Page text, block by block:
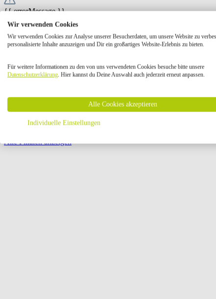
{{ errorMessage }}
{{
{{ store.label }}
Ausgewählt Auswählen Öffnungszeiten
Öffnungszeiten:
Seite {{ pagination.page }} von {{ pagination.pageCount }}
Alle Filialen anzeigen
Wir verwenden Cookies
Wir verwenden Cookies zur Analyse unserer Besucherdaten, um unsere Website zu
personalisierte Inhalte anzuzeigen und Dir ein großartiges Website-Erlebnis zu bieten.
Für weitere Informationen zu den von uns verwendeten Cookies besuche bitte unsere
Datenschutzerklärung. Hier kannst du Deine Auswahl auch jederzeit erneut anpassen.
Alle Cookies akzeptieren
Individuelle Einstellungen